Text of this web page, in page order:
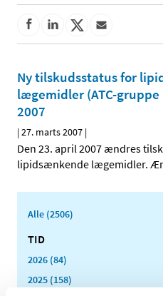
Ny tilskudsstatus for
lægemidler (ATC-
2007
|27. marts 2007 |
Den 23. april 2007 ændres
lipidsænkende lægemidler.
Alle (2506)
TID
2026 (84)
2025 (158)